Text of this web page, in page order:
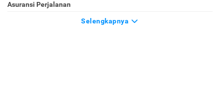
Asuransi Perjalanan
Selengkapnya